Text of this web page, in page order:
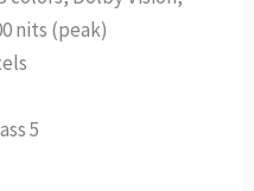
nits (peak)
5